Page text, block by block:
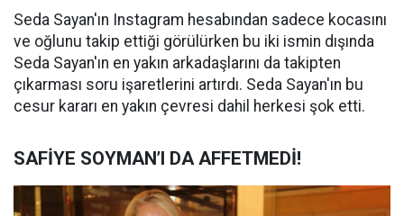
Seda Sayan'ın Instagram hesabından sadece kocasını
ve oğlunu takip ettiği görülürken bu iki ismin dışında
Seda Sayan'ın en yakın arkadaşlarını da takipten
çıkarması soru işaretlerini artırdı. Seda Sayan'ın bu
cesur kararı en yakın çevresi dahil herkesi şok etti.
SAFİYE SOYMAN’I DA AFFETMEDİ!